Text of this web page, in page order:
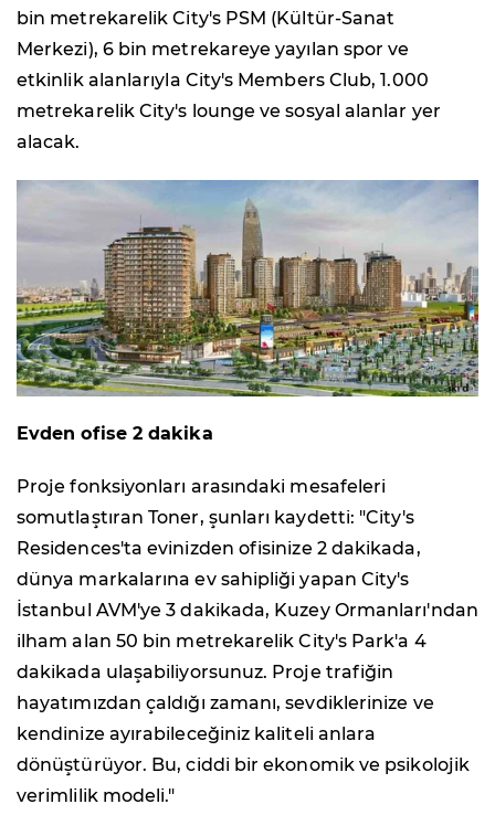
bin metrekarelik City's PSM (Kültür-Sanat
Merkezi), 6 bin metrekareye yayılan spor ve
etkinlik alanlarıyla City's Members Club, 1.000
metrekarelik City's lounge ve sosyal alanlar yer
alacak.
Evden ofise 2 dakika
Proje fonksiyonları arasındaki mesafeleri
somutlaştıran Toner, şunları kaydetti: "City's
Residences'ta evinizden ofisinize 2 dakikada,
dünya markalarına ev sahipliği yapan City's
İstanbul AVM'ye 3 dakikada, Kuzey Ormanları'ndan
ilham alan 50 bin metrekarelik City's Park'a 4
dakikada ulaşabiliyorsunuz. Proje trafiğin
hayatımızdan çaldığı zamanı, sevdiklerinize ve
kendinize ayırabileceğiniz kaliteli anlara
dönüştürüyor. Bu, ciddi bir ekonomik ve psikolojik
verimlilik modeli."